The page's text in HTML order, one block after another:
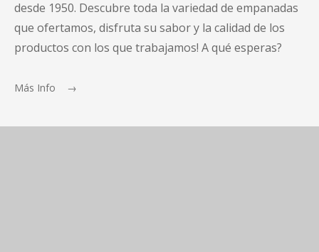
desde 1950. Descubre toda la variedad de empanadas
que ofertamos, disfruta su sabor y la calidad de los
productos con los que trabajamos! A qué esperas?
Más Info →